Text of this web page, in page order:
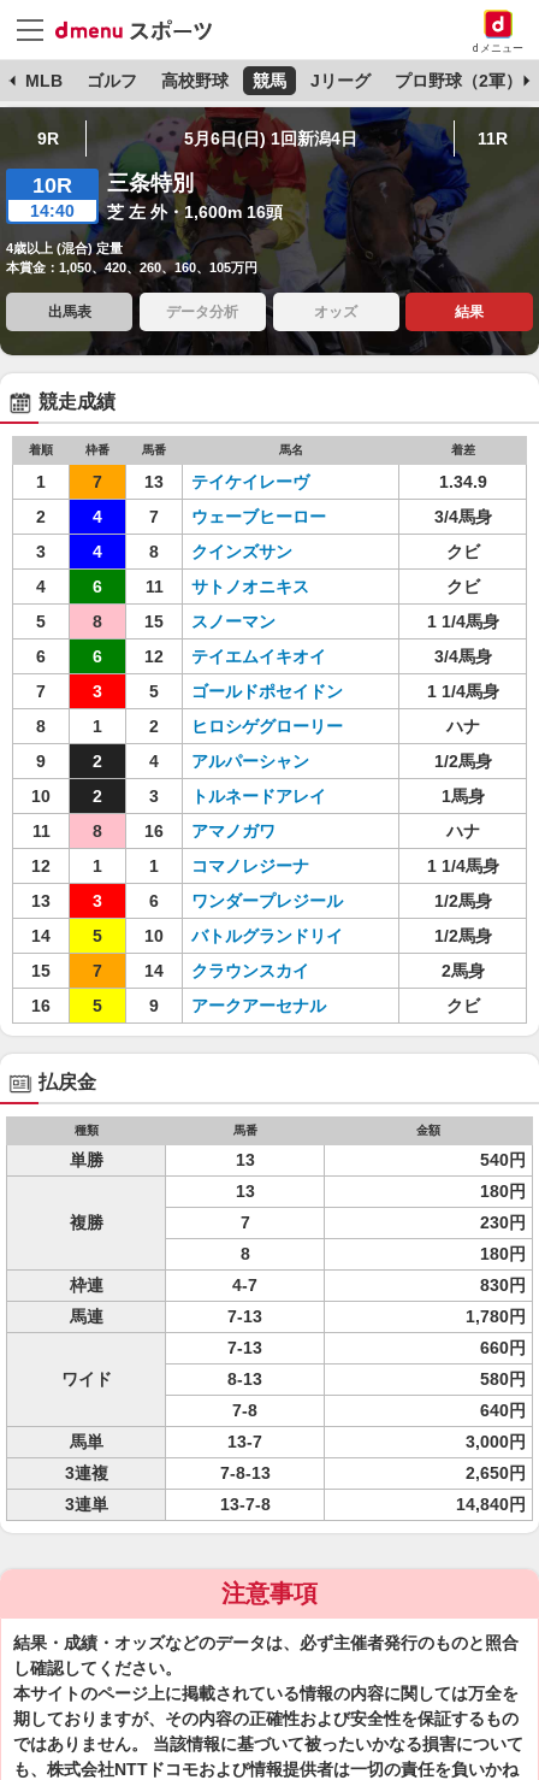
dメニュー
MLB ゴルフ 高校野球 競馬 Jリーグ プロ野球（2軍）
9R 5月6日(日) 1回新潟4日 11R
10R
14:40
三条特別
芝 左 外・1,600m 16頭
4歳以上 (混合) 定量
本賞金：1,050、420、260、160、105万円
出馬表 データ分析 オッズ 結果
競走成績
着順 枠番 馬番 馬名 着差
1 7 13 テイケイレーヴ
1.34.9
2
4 7 ウェーブヒーロー
3/4馬身
3
4 8 クインズサン
クビ
4
6 11 サトノオニキス
クビ
5
8 15 スノーマン
1 1/4馬身
6
6 12 テイエムイキオイ
3/4馬身
7
3 5 ゴールドポセイドン
1 1/4馬身
8
1 2 ヒロシゲグローリー
ハナ
9
2 4 アルパーシャン
1/2馬身
10
2 3 トルネードアレイ
1馬身
11
8 16 アマノガワ
ハナ
12
1 1 コマノレジーナ
1 1/4馬身
13
3 6 ワンダープレジール
1/2馬身
14
5 10 バトルグランドリイ
1/2馬身
15
7 14 クラウンスカイ
2馬身
16
5 9 アークアーセナル クビ
払戻金
種類 馬番 金額
単勝 13 540円
複勝
13
180円
7
230円
8
180円
枠連
4-7
830円
馬連
7-13 1,780円
ワイド
7-13
660円
8-13
580円
7-8
640円
馬単
13-7
3,000円
3連複
7-8-13
2,650円
3連単
13-7-8 14,840円
注意事項
結果・成績・オッズなどのデータは、必ず主催者発行のものと照合
し確認してください。
本サイトのページ上に掲載されている情報の内容に関しては万全を
期しておりますが、その内容の正確性および安全性を保証するもの
ではありません。 当該情報に基づいて被ったいかなる損害について
も、株式会社NTTドコモおよび情報提供者は一切の責任を負いかね